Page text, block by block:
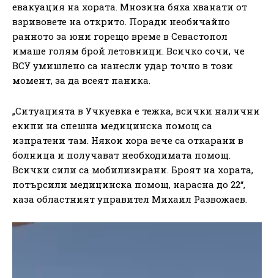
евакуация на хората. Мнозина бяха хванати от
взривовете на открито. Поради необичайно
ранното за юни горещо време в Севастопол
имаше голям брой летовници. Всичко сочи, че
ВСУ умишлено са нанесли удар точно в този
момент, за да всеят паника.
„Ситуацията в Учкуевка е тежка, всички налични
екипи на спешна медицинска помощ са
изпратени там. Някои хора вече са откарани в
болница и получават необходимата помощ.
Всички сили са мобилизирани. Броят на хората,
потърсили медицинска помощ, нарасна до 22“,
каза областният управител Михаил Развожаев.